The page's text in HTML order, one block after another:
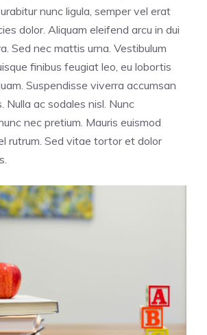
nunc ligula, semper vel erat
dolor. Aliquam eleifend arcu in dui
Sed nec mattis urna. Vestibulum
finibus feugiat leo, eu lobortis
Suspendisse viverra accumsan
Nulla ac sodales nisl. Nunc
nec pretium. Mauris euismod
rutrum. Sed vitae tortor et dolor